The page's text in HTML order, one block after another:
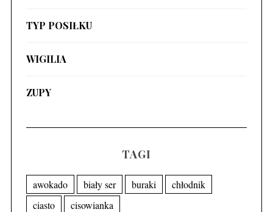
TYP POSIŁKU
WIGILIA
ZUPY
TAGI
awokado biały ser buraki
chłodnik
ciasto
cisowianka